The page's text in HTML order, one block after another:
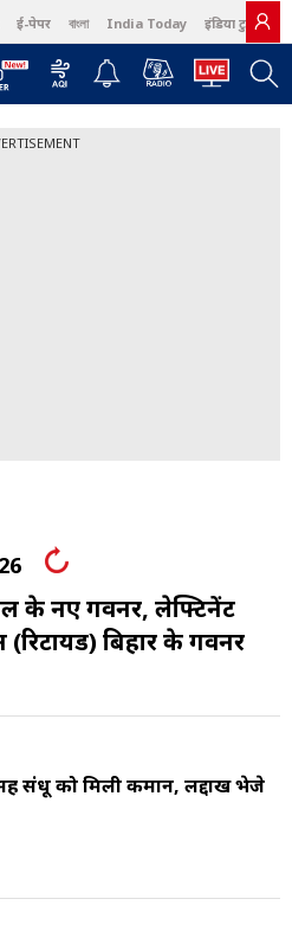
ई-पेपर বাংলা India Today इंडिया टुडे हिंदी
Harper's Bazaar Northeast
के नए गवर्नर, लेफ्टिनेंट
बिहार के गवर्नर
संधू को मिली कमान, लद्दाख भेजे